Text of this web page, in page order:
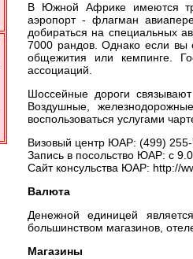
В Южной Африке имеются
аэропорт - флагман
добираться на специальных
7000 рандов. Однако если вы
общежития или кемпинге.
ассоциаций.
Шоссейные дороги
Воздушные,
воспользоваться услугами
Визовый центр ЮАР: (499)
Запись в посольство ЮАР: с
Сайт консульства ЮАР: http://
Валюта
Денежной единицей
большинством магазинов,
Магазины